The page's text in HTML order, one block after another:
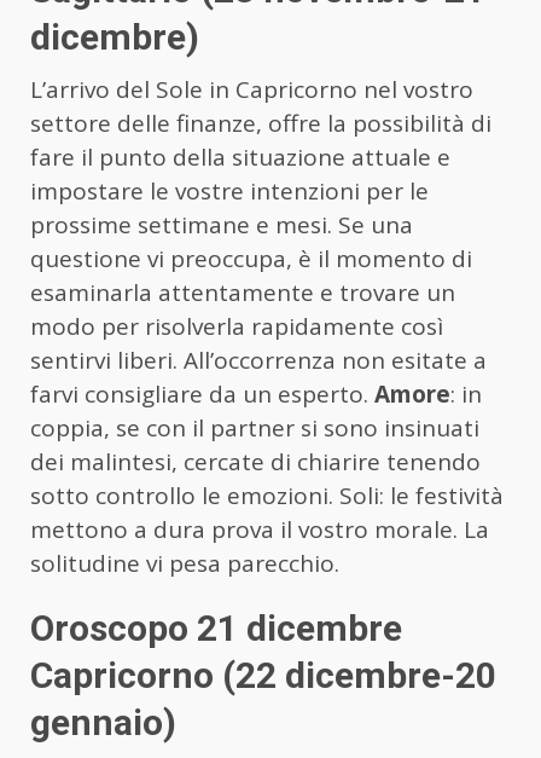
dicembre)
L’arrivo del Sole in Capricorno nel vostro
settore delle finanze, offre la possibilità di
fare il punto della situazione attuale e
impostare le vostre intenzioni per le
prossime settimane e mesi. Se una
questione vi preoccupa, è il momento di
esaminarla attentamente e trovare un
modo per risolverla rapidamente così
sentirvi liberi. All’occorrenza non esitate a
farvi consigliare da un esperto. Amore: in
coppia, se con il partner si sono insinuati
dei malintesi, cercate di chiarire tenendo
sotto controllo le emozioni. Soli: le festività
mettono a dura prova il vostro morale. La
solitudine vi pesa parecchio.
Oroscopo 21 dicembre
Capricorno (22 dicembre-20
gennaio)